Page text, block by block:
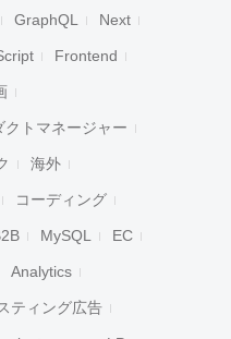
GraphQL Next
Frontend
クトマネージャー
海外
コーディング
MySQL EC
Analytics
ティング広告